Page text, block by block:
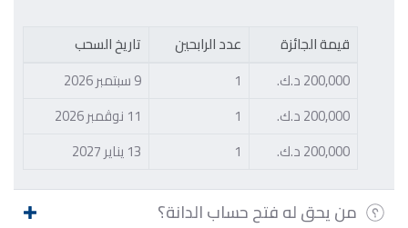
قيمة الجائزة عدد الرابحين
تاريخ السحب
200,000 د.ك.
1
9 سبتمبر 2026
200,000 د.ك.
1
11 نوڤمبر 2026
200,000 د.ك.
1 13 يناير 2027
من يحق له فتح حساب الدانة؟